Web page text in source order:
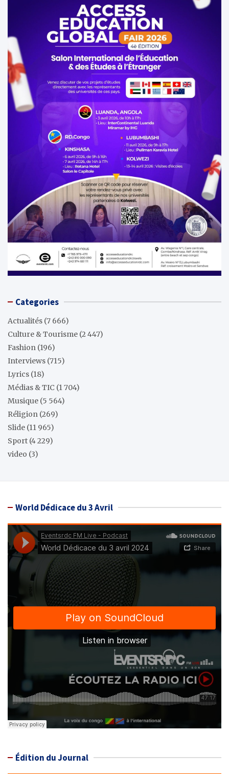
Categories
Actualités (7 666)
Culture & Tourisme (2 447)
Fashion (196)
Interviews (715)
Lyrics (18)
Médias & TIC (1 704)
Musique (5 564)
Réligion (269)
Slide (11 965)
Sport (4 229)
video (3)
World Dédicace du 3 Avril
Édition du Journal